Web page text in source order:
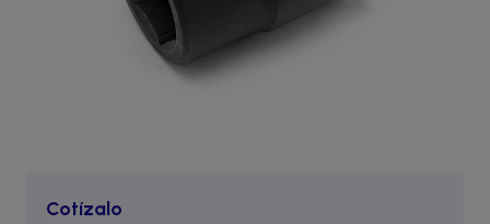
Cotízalo